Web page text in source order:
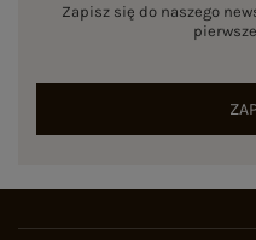
Zapisz się do naszego